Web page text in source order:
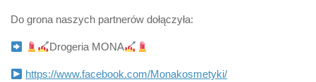
Do grona naszych partnerów dołączyła:
Drogeria MONA
https://www.facebook.com/Monakosmetyki/